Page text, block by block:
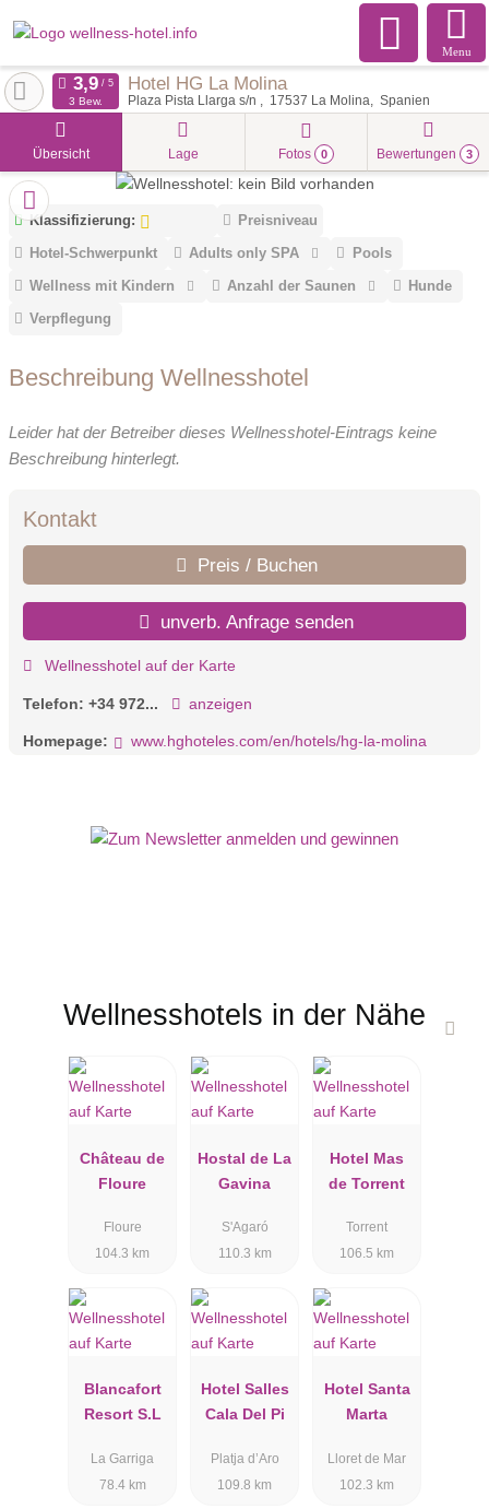
Menu
Hotel HG La Molina
Plaza Pista Llarga s/n 17537 La Molina Spanien
3 Bew.
Übersicht Lage Fotos 0 Bewertungen 3
Klassifizierung:
Preisniveau
Hotel-Schwerpunkt
Adults only SPA
Pools
Wellness mit Kindern
Anzahl der Saunen
Hunde
Verpflegung
Beschreibung Wellnesshotel
Leider hat der Betreiber dieses Wellnesshotel-Eintrags keine
Beschreibung hinterlegt.
Kontakt
Preis / Buchen
unverb. Anfrage senden
Wellnesshotel auf der Karte
Telefon: +34 972... anzeigen
Homepage: www.hghoteles.com/en/hotels/hg-la-molina
Wellnesshotels in der Nähe
Château de
Floure
Floure
104.3 km
Hostal de La
Gavina
S'Agaró
110.3 km
Hotel Mas
de Torrent
Torrent
106.5 km
Blancafort
Resort S.L
La Garriga
78.4 km
Hotel Salles
Cala Del Pi
Platja d’Aro
109.8 km
Hotel Santa
Marta
Lloret de Mar
102.3 km